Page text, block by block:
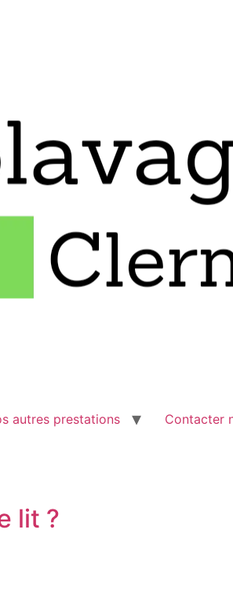
autres prestations Contacter
lit ?